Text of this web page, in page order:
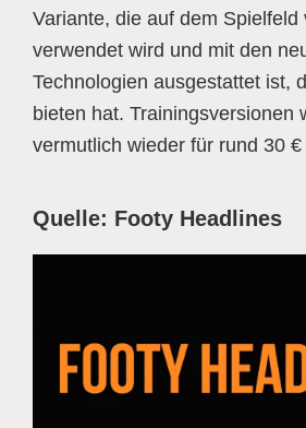
Variante, die auf dem Spielfeld
verwendet wird und mit den
Technologien ausgestattet ist,
bieten hat. Trainingsversionen
vermutlich wieder für rund 30
Quelle: Footy Headlines